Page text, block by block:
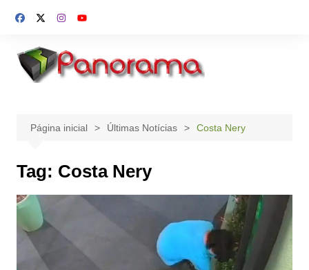
para
conteúdo
Página inicial Últimas Notícias Costa Nery
Tag: Costa Nery